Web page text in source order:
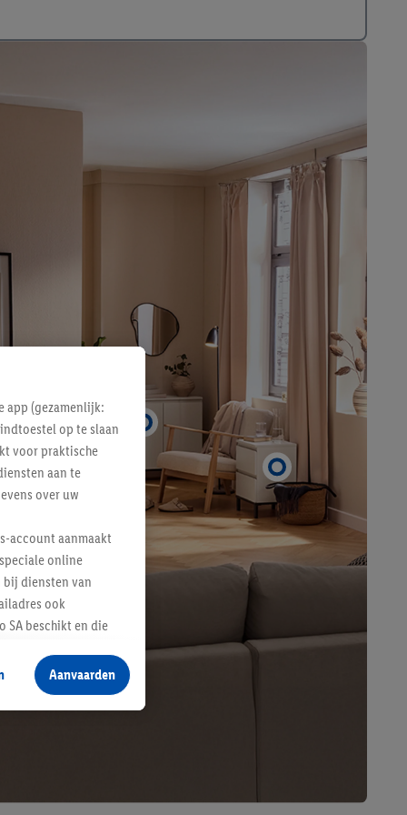
app (gezamenlijk:
op te slaan
voor praktische
aan te
over uw
account aanmaakt
online
diensten van
ook
SA beschikt en die
producten waarin
voegen, maar het
als er met behulp
Door op
Aanvaarden